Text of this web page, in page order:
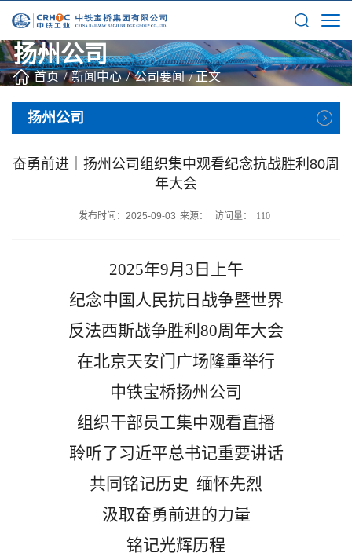
扬州公司
首页 / 新闻中心 / 公司要闻 /正文
扬州公司
奋勇前进｜扬州公司组织集中观看纪念抗战胜利80周
年大会
发布时间：2025-09-03 来源： 访问量： 110
2025年9月3日上午
纪念中国人民抗日战争暨世界
反法西斯战争胜利 80周年大会
在北京天安门广场隆重举行
中铁宝桥扬州公司
组织干部员工集中观看直播
聆听了习近平总书记重要讲话
共同铭记历史 缅怀先烈
汲取奋勇前进的力量
铭记光辉历程